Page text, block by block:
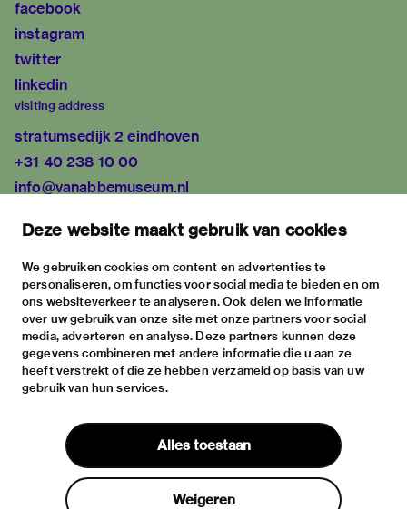
Deze website maakt gebruik van cookies
We gebruiken cookies om content en advertenties te
personaliseren, om functies voor social media te bieden en om
ons websiteverkeer te analyseren. Ook delen we informatie
over uw gebruik van onze site met onze partners voor social
media, adverteren en analyse. Deze partners kunnen deze
gegevens combineren met andere informatie die u aan ze
heeft verstrekt of die ze hebben verzameld op basis van uw
gebruik van hun services.
Alles toestaan
Weigeren
facebook
instagram
twitter
linkedin
visiting address
stratumsedijk 2 eindhoven
+31 40 238 10 00
info@vanabbemuseum.nl
exhibitions
activities
practical information
about
the museum
the collection
foundations & partners
contact
house rules
privacy & cookies